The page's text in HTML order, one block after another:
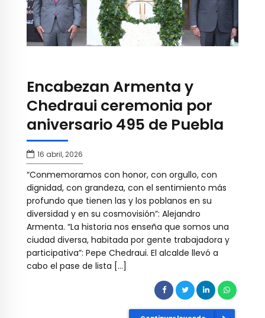
Encabezan Armenta y
Chedraui ceremonia por
aniversario 495 de Puebla
16 abril, 2026
“Conmemoramos con honor, con orgullo, con
dignidad, con grandeza, con el sentimiento más
profundo que tienen las y los poblanos en su
diversidad y en su cosmovisión”: Alejandro
Armenta. “La historia nos enseña que somos una
ciudad diversa, habitada por gente trabajadora y
participativa”: Pepe Chedraui. El alcalde llevó a
cabo el pase de lista […]